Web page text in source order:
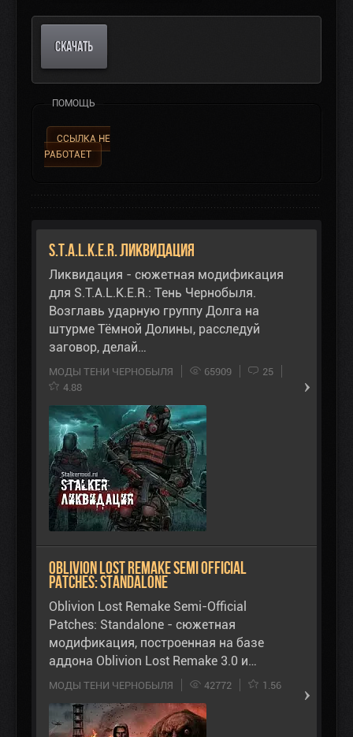
СКАЧАТЬ
ПОМОЩЬ
ССЫЛКА НЕ
РАБОТАЕТ
S.T.A.L.K.E.R. Ликвидация
Ликвидация - сюжетная модификация
для S.T.A.L.K.E.R.: Тень Чернобыля.
Возглавь ударную группу Долга на
штурме Тёмной Долины, расследуй
заговор, делай…
МОДЫ ТЕНИ ЧЕРНОБЫЛЯ 65909
25
4.88
Oblivion Lost Remake Semi Official
Patches: Standalone
Oblivion Lost Remake Semi-Official
Patches: Standalone - сюжетная
модификация, построенная на базе
аддона Oblivion Lost Remake 3.0 и…
МОДЫ ТЕНИ ЧЕРНОБЫЛЯ 42772 1.56